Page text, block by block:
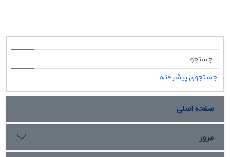
جستجوی پیشرفته
صفحه اصلی
مرور